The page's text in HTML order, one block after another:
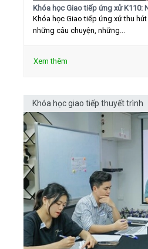
Khóa học Giao tiếp ứng xử K110:
Khóa học Giao tiếp ứng xử thu
những câu chuyện, những...
Xem thêm
Khóa học giao tiếp thuyết trình